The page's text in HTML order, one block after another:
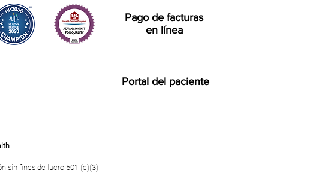
Pago de facturas
en línea
Portal del paciente
sin fines de lucro 501 (c)(3)